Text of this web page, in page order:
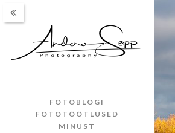
FOTOBLOGI
FOTOTÖÖTLUSED
MINUST